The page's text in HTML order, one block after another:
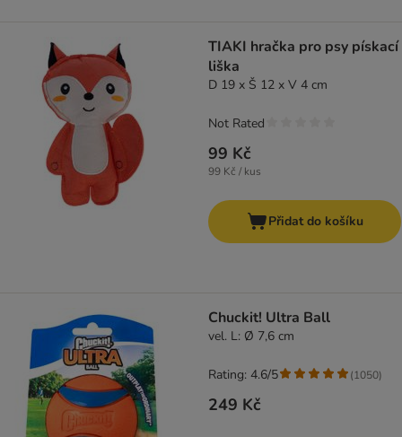
TIAKI hračka pro psy pískací
liška
D 19 x Š 12 x V 4 cm
99 Kč
99 Kč / kus
Not Rated
Přidat do košíku
Chuckit! Ultra Ball
vel. L: Ø 7,6 cm
249 Kč
Rating: 4.6/5 (1050)